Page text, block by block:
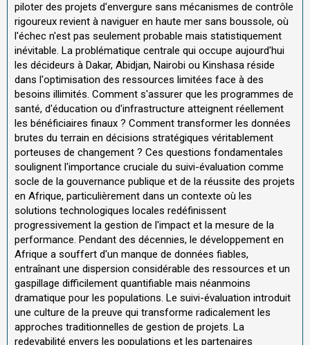
piloter des projets d'envergure sans mécanismes de contrôle
rigoureux revient à naviguer en haute mer sans boussole, où
l'échec n'est pas seulement probable mais statistiquement
inévitable. La problématique centrale qui occupe aujourd'hui
les décideurs à Dakar, Abidjan, Nairobi ou Kinshasa réside
dans l'optimisation des ressources limitées face à des
besoins illimités. Comment s'assurer que les programmes de
santé, d'éducation ou d'infrastructure atteignent réellement
les bénéficiaires finaux ? Comment transformer les données
brutes du terrain en décisions stratégiques véritablement
porteuses de changement ? Ces questions fondamentales
soulignent l'importance cruciale du suivi-évaluation comme
socle de la gouvernance publique et de la réussite des projets
en Afrique, particulièrement dans un contexte où les
solutions technologiques locales redéfinissent
progressivement la gestion de l'impact et la mesure de la
performance. Pendant des décennies, le développement en
Afrique a souffert d'un manque de données fiables,
entraînant une dispersion considérable des ressources et un
gaspillage difficilement quantifiable mais néanmoins
dramatique pour les populations. Le suivi-évaluation introduit
une culture de la preuve qui transforme radicalement les
approches traditionnelles de gestion de projets. La
redevabilité envers les populations et les partenaires